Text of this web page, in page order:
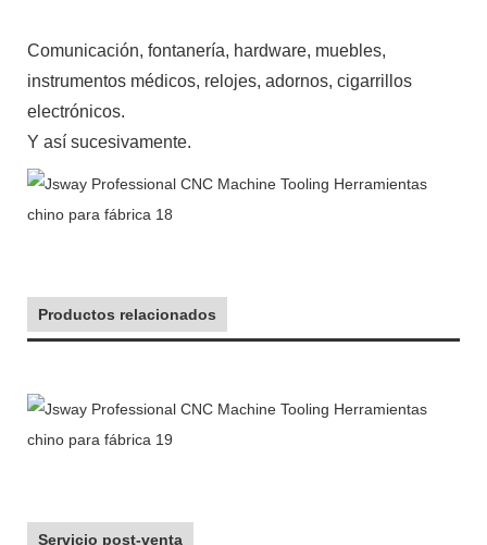
Comunicación, fontanería, hardware, muebles,
instrumentos médicos, relojes, adornos, cigarrillos
electrónicos.
Y así sucesivamente.
Productos relacionados
Servicio post-venta